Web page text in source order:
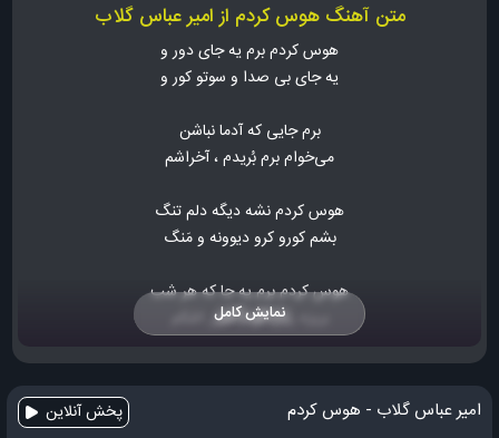
متن آهنگ هوس کردم از امیر عباس گلاب
هوس کردم برم یه جای دور و
یه جای بی صدا و سوتو کور و
برم جایی که آدما نباشن
می‌خوام برم بُریدم ، آخراشم
هوس کردم نشه دیگه دلم تنگ
بشم کورو کرو دیوونه و مَنگ
هوس کردم برم یه جا که هر شب
بریزه روی گونم سیل اشکم
هوس کردم که امشب زیر بارون
برم تا جایی که میره خیابون
نمایش کامل
امیر عباس گلاب - هوس کردم پخش آنلاین